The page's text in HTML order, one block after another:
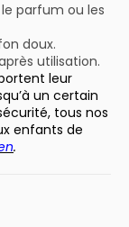
parfum ou les
doux.
utilisation.
leur
un certain
tous nos
enfants de
.